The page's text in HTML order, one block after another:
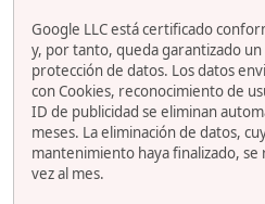
Google LLC está certificado
y, por tanto, queda garantizado
protección de datos. Los datos
con Cookies, reconocimiento de
ID de publicidad se eliminan
meses. La eliminación de datos,
mantenimiento haya finalizado,
vez al mes.